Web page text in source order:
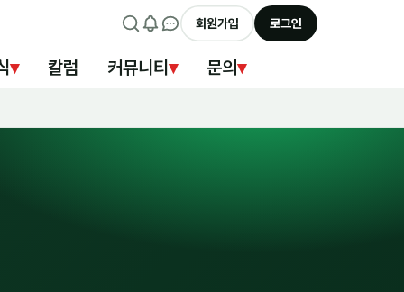
회원가입 로그인
▾ 칼럼 커뮤니티 ▾ 문의▾